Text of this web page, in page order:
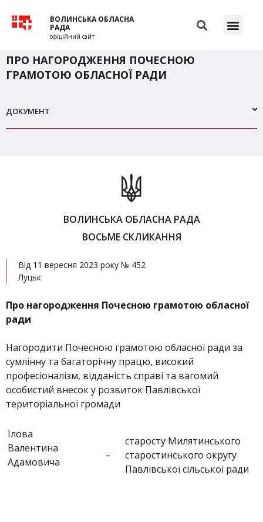
ВОЛИНСЬКА ОБЛАСНА
РАДА
офіційний сайт
ПРО НАГОРОДЖЕННЯ ПОЧЕСНОЮ
ГРАМОТОЮ ОБЛАСНОЇ РАДИ
ДОКУМЕНТ
ВОЛИНСЬКА ОБЛАСНА РАДА
ВОСЬМЕ СКЛИКАННЯ
Від 11 вересня 2023 року № 452
Луцьк
Про нагородження Почесною грамотою обласної
ради
Нагородити Почесною грамотою обласної ради за
сумлінну та багаторічну працю, високий
професіоналізм, відданість справі та вагомий
особистий внесок у розвиток Павлівської
територіальної громади
Ілова
Валентина
Адамовича
–
старосту Милятинського
старостинського округу
Павлівської сільської ради